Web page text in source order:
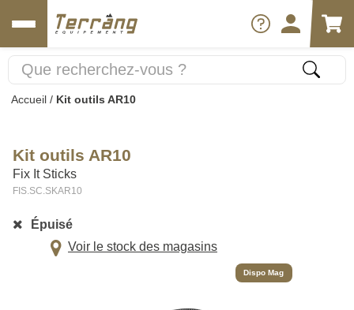
Accueil / Kit outils AR10
Kit outils AR10
Fix It Sticks
FIS.SC.SKAR10
Épuisé
Voir le stock des magasins
Dispo Mag